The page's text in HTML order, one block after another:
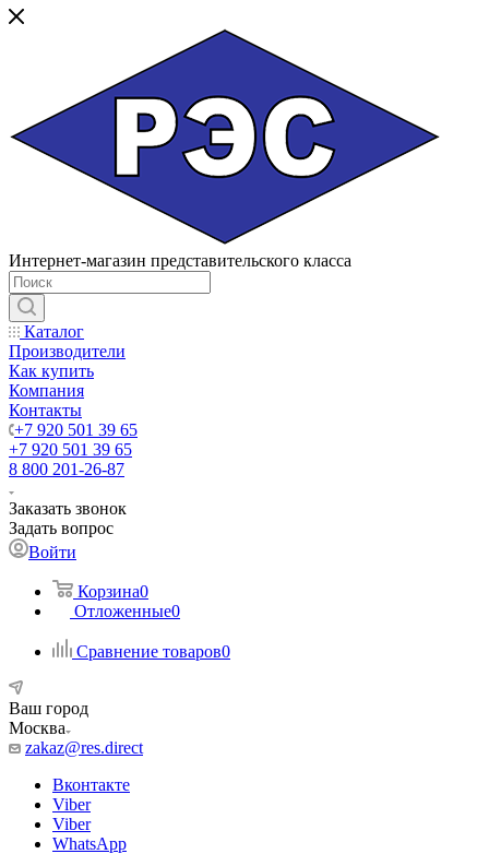
Интернет-магазин представительского класса
Каталог
Производители
Как купить
Компания
Контакты
+7 920 501 39 65
+7 920 501 39 65
8 800 201-26-87
Заказать звонок
Задать вопрос
Войти
Корзина0
Отложенные0
Сравнение товаров0
Ваш город
Москва
zakaz@res.direct
Вконтакте
Viber
Viber
WhatsApp